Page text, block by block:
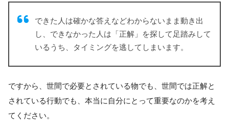
できた人は確かな答えなどわからないまま動き出
し、できなかった人は「正解」を探して足踏みして
いるうち、タイミングを逃してしまいます。
ですから、世間で必要とされている物でも、世間では正解と
されている行動でも、本当に自分にとって重要なのかを考え
てください。